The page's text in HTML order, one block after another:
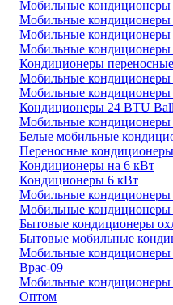
Мобильные кондиционеры
Мобильные кондиционеры
Мобильные кондиционеры
Мобильные
Кондиционеры
Мобильные
Мобильные кондиционеры
Кондиционеры 24 BTU
Мобильные кондиционеры
Белые мобильные
Переносные
Кондиционеры на 6 кВт
Кондиционеры 6 кВт
Мобильные кондиционеры
Мобильные кондиционеры
Бытовые кондиционеры
Бытовые мобильные
Мобильные
Bpac-09
Мобильные
Оптом